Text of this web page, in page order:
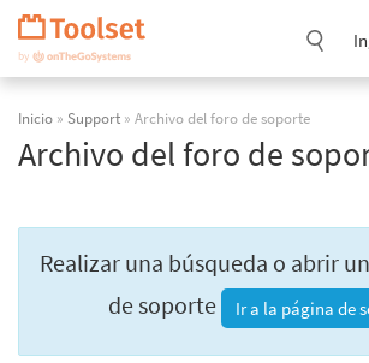
Saltar
navegación
Inicio » Support » Archivo del foro de soporte
Archivo del foro de
Realizar una búsqueda o abrir
de soporte
Ir a la página de